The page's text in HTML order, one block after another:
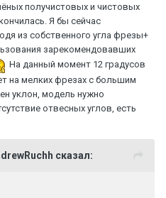
получистовых и чистовых
Я бы сейчас
из собственного угла фрезы+
зарекомендовавших
На данный момент 12 градусов
на мелких фрезах с большим
уклон, модель нужно
отвесных углов, есть
сказал: